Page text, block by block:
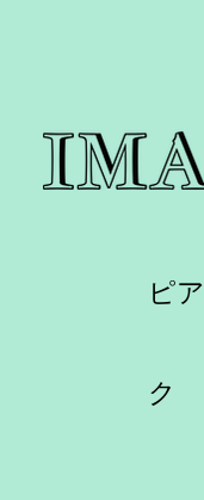
ピ
ク